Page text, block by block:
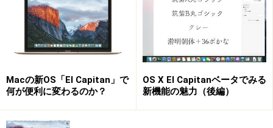
Macの新OS「El Capitan」で
何が便利に変わるのか？
OS X El Capitanベータでみる
新機能の魅力（後編）